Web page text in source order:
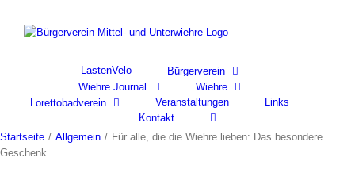
content
LastenVelo
Bürgerverein
Wiehre Journal
Wiehre
Lorettobadverein
Veranstaltungen
Links
Kontakt
Startseite / Allgemein / Für alle, die die Wiehre lieben: Das besondere
Geschenk